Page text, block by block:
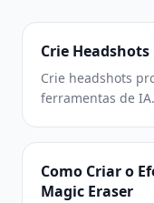
Crie
Crie headshots
ferramentas de
Como Criar o
Magic Eraser